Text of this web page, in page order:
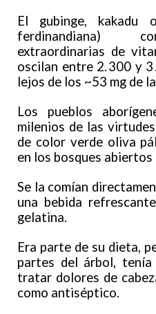
El gubinge, kakadu
ferdinandiana)
extraordinarias de
oscilan entre 2. 300 y 3
lejos de los ~53 mg de
Los pueblos
milenios de las
de color verde oliva
en los bosques
Se la comían
una bebida
gelatina.
Era parte de su dieta,
partes del árbol, tenía
tratar dolores de
como antiséptico.